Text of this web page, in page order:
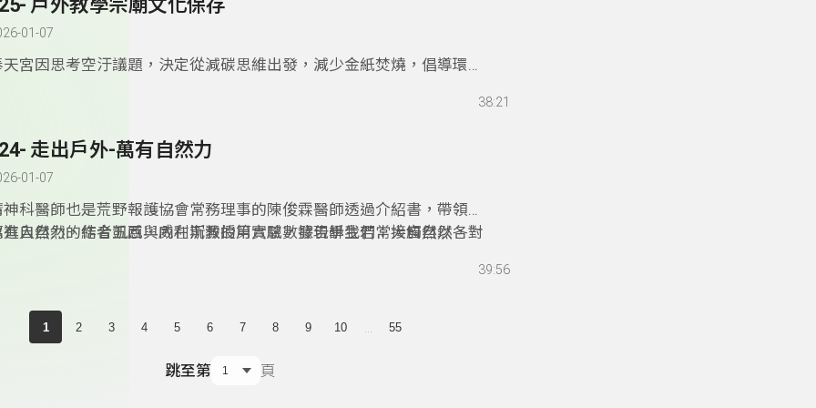
人的關係，並透過一場場的訪談與解說活動，帶領親子與學生更認識這
地的過去與未來。
戶外教學宗廟文化保存
01-07
天宮因思考空汙議題，決定從減碳思維出發，減少金紙焚燒，倡導環境
，讓自然資源與生命得以生生不息，永續發展。因此申請環境教育設施38:21
走出戶外-萬有自然力
01-07
神科醫師也是荒野報護協會常務理事的陳俊霖醫師透過介紹書，帶領聽
進入自然，結合五感與內在沉澱的第六感，發現學生若常接觸自然，對
有自然力的作者凱西．威利斯教授用實驗數據告訴我們：大自然以各種
排進生活裡。從視覺、顏色、香氣、聲音、花朵、微生物、土壤等做主
文字，分享自然如何成為我們身心健康的隱形良藥，也鼓勵我們多多嘗
，或許只是更換氣味、放置盆栽，甚至換個上班路線，便有機會透過自
39:56
1 2 3 4 5 6 7 8 9 10 55
跳至第 頁